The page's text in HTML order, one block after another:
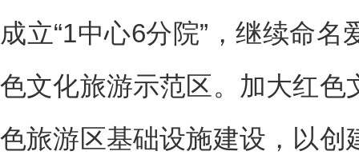
成立“1中心6分院”，继续命
色文化旅游示范区。加大红色
色旅游区基础设施建设，以创